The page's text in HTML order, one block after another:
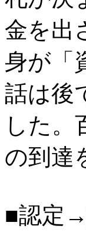
金を出
身が「
話は後
した。
の到達
■認定